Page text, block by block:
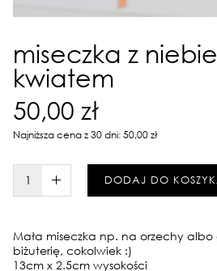
miseczka z
kwiatem
50,00 zł
Najniższa cena z 30 dni: 50,00 zł
W KOSZYKU :)DODAJ DO
Mała miseczka np. na orzechy albo
biżuterię, cokolwiek :)
13cm x 2.5cm wysokości